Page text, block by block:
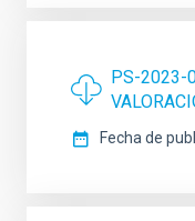
PS-2023-
Fecha de